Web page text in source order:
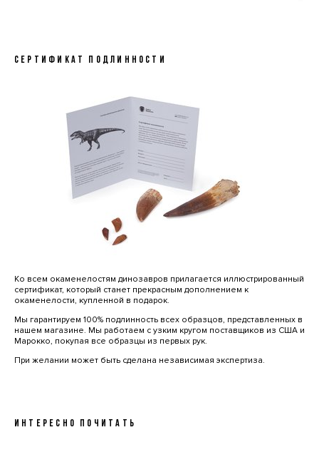
СЕРТИФИКАТ ПОДЛИННОСТИ
Ко всем окаменелостям динозавров прилагается иллюстрированный
сертификат, который станет прекрасным дополнением к
окаменелости, купленной в подарок.
Мы гарантируем 100% подлинность всех образцов, представленных в
нашем магазине. Мы работаем с узким кругом поставщиков из США и
Марокко, покупая все образцы из первых рук.
При желании может быть сделана независимая экспертиза.
ИНТЕРЕСНО ПОЧИТАТЬ